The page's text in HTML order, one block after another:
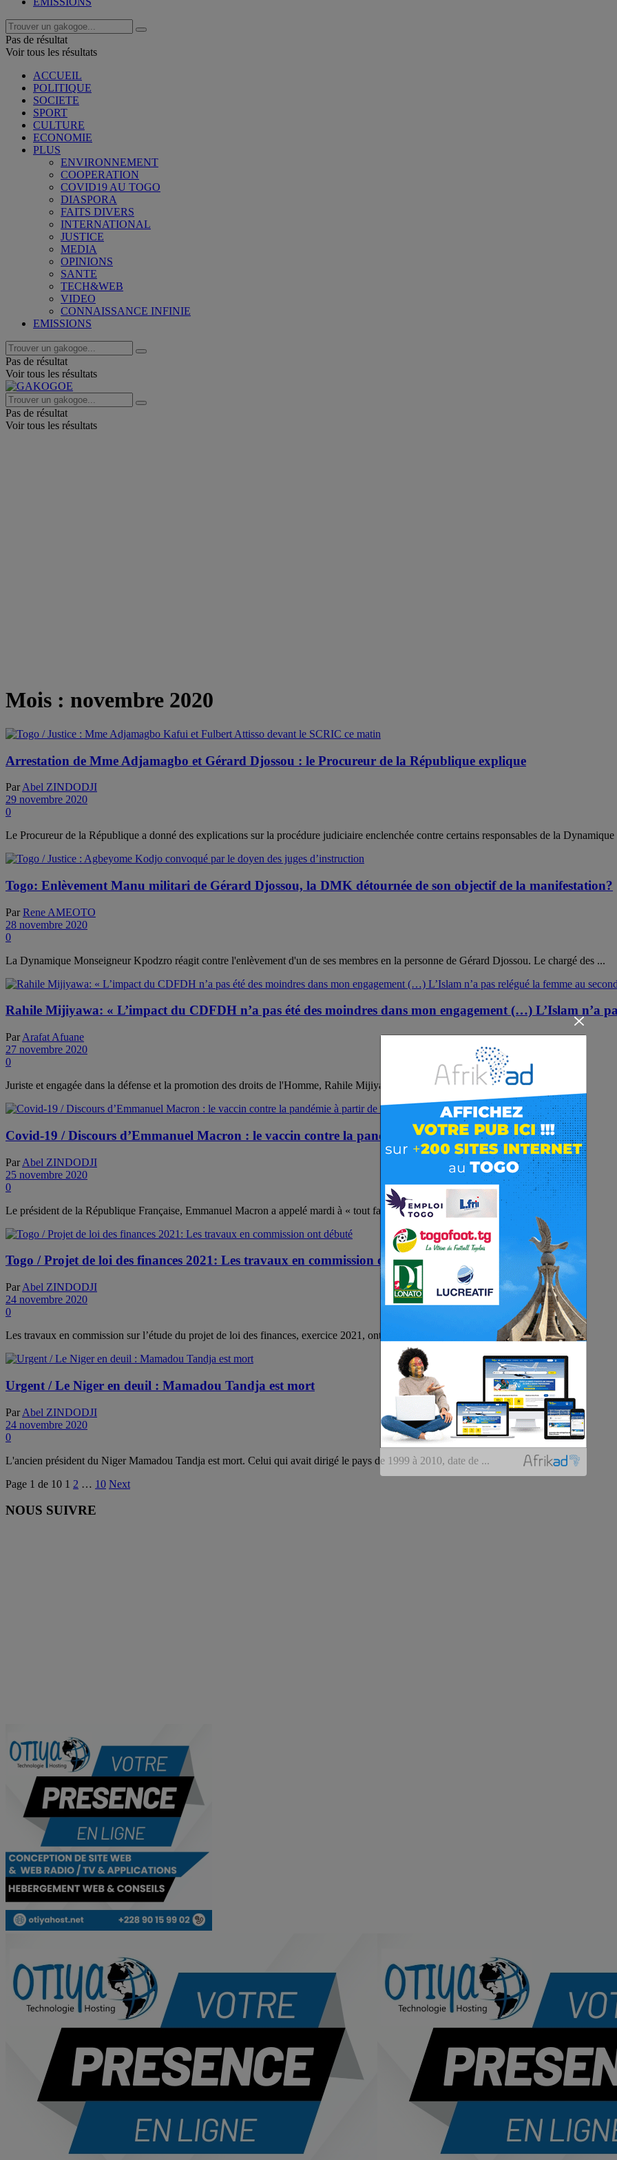
Pas de résultat
Voir tous les résultats
ACCUEIL
POLITIQUE
SOCIETE
SPORT
CULTURE
ECONOMIE
PLUS
ENVIRONNEMENT
COOPERATION
COVID19 AU TOGO
DIASPORA
FAITS DIVERS
INTERNATIONAL
JUSTICE
MEDIA
OPINIONS
SANTE
TECH&WEB
VIDEO
CONNAISSANCE INFINIE
EMISSIONS
Pas de résultat
Voir tous les résultats
Pas de résultat
Voir tous les résultats
Mois : novembre 2020
Arrestation de Mme Adjamagbo et Gérard Djossou : le Procureur de la République explique
Par Abel ZINDODJI
29 novembre 2020
0
Le Procureur de la République a donné des explications sur la procédure judiciaire enclenchée contre certains responsables de la Dynamique
Togo: Enlèvement Manu militari de Gérard Djossou, la DMK détournée de son objectif de la manifestation?
Par Rene AMEOTO
28 novembre 2020
0
La Dynamique Monseigneur Kpodzro réagit contre l'enlèvement d'un de ses membres en la personne de Gérard Djossou. Le chargé des ...
Rahile Mijiyawa: « L’impact du CDFDH n’a pas été des moindres dans mon engagement (…) L’Islam n’a
Par Arafat Afuane
27 novembre 2020
0
Juriste et engagée dans la défense et la promotion des droits de l'Homme, Rahile Mijiyawa est depuis quelques semaines nommée ...
Covid-19 / Discours d’Emmanuel Macron : le vaccin contre la pandémie à partir de fin décembre
Par Abel ZINDODJI
25 novembre 2020
0
Le président de la République Française, Emmanuel Macron a appelé mardi à « tout faire pour éviter une troisième vague ...
Togo / Projet de loi des finances 2021: Les travaux en commission ont débuté
Par Abel ZINDODJI
24 novembre 2020
0
Les travaux en commission sur l’étude du projet de loi des finances, exercice 2021, ont débuté le lundi 23 novembre ...
Urgent / Le Niger en deuil : Mamadou Tandja est mort
Par Abel ZINDODJI
24 novembre 2020
0
L'ancien président du Niger Mamadou Tandja est mort. Celui qui avait dirigé le pays de 1999 à 2010, date de ...
Page 1 de 10 1 2 … 10 Next
NOUS SUIVRE